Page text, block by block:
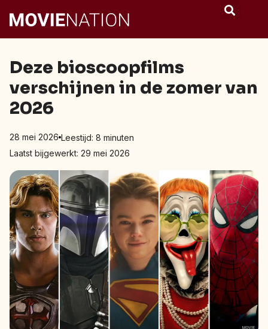
Deze bioscoopfilms
verschijnen in de zomer van
2026
28 mei 2026 Leestijd: 8 minuten
Laatst bijgewerkt: 29 mei 2026